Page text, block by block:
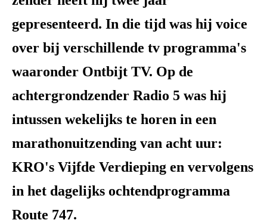
gepresenteerd. In die tijd was hij voice
over bij verschillende tv programma's
waaronder Ontbijt TV. Op de
achtergrondzender Radio 5 was hij
intussen wekelijks te horen in een
marathonuitzending van acht uur:
KRO's Vijfde Verdieping en vervolgens
in het dagelijks ochtendprogramma
Route 747.